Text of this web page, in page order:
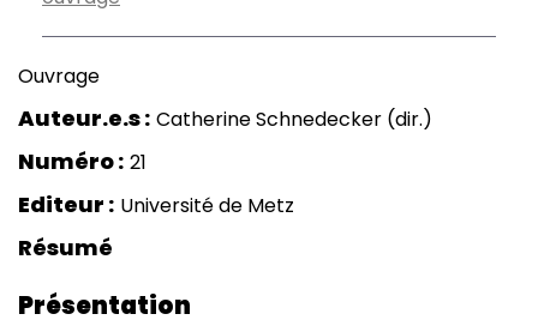
Ouvrage
Auteur.e.s Catherine Schnedecker (dir.)
Numéro 21
Editeur Université de Metz
Résumé
Présentation